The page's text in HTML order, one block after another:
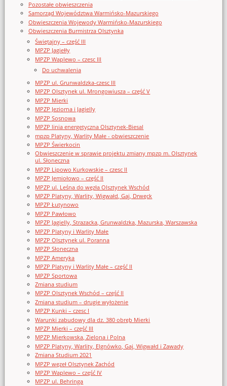
Pozostałe obwieszczenia
Samorząd Województwa Warmińsko-Mazurskiego
Obwieszczenia Wojewody Warmińsko-Mazurskiego
Obwieszczenia Burmistrza Olsztynka
Świętajny – część III
MPZP Jagiełły
MPZP Waplewo – czesc III
Do uchwalenia
MPZP ul. Grunwaldzka-czesc III
MPZP Olsztynek ul. Mrongowiusza – część V
MPZP Mierki
MPZP Jeziorna i Jagielly
MPZP Sosnowa
MPZP linia energetyczna Olsztynek-Biesal
mpzp Platyny, Warlity Małe - obwieszczenie
MPZP Świerkocin
Obwieszczenie w sprawie projektu zmiany mpzp m. Olsztynek
ul. Słoneczna
MPZP Lipowo Kurkowskie – czesc II
MPZP Jemiołowo – część II
MPZP ul. Leśna do węzła Olsztynek Wschód
MPZP Platyny, Warlity, Wigwałd, Gaj, Drwęck
MPZP Łutynowo
MPZP Pawłowo
MPZP Jagielly, Strazacka, Grunwaldzka, Mazurska, Warszawska
MPZP Platyny i Warlity Małe
MPZP Olsztynek ul. Poranna
MPZP Słoneczna
MPZP Ameryka
MPZP Platyny i Warlity Małe – część II
MPZP Sportowa
Zmiana studium
MPZP Olsztynek Wschód – część II
Zmiana studium – drugie wyłożenie
MPZP Kunki – czesc I
Warunki zabudowy dla dz. 380 obręb Mierki
MPZP Mierki – część III
MPZP Mierkowska, Zielona i Polna
MPZP Platyny, Warlity, Elgnówko, Gaj, Wigwałd i Zawady
Zmiana Studium 2021
MPZP węzeł Olsztynek Zachód
MPZP Waplewo – część IV
MPZP ul. Behringa